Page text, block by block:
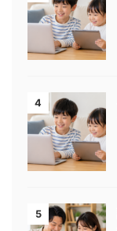
4
5